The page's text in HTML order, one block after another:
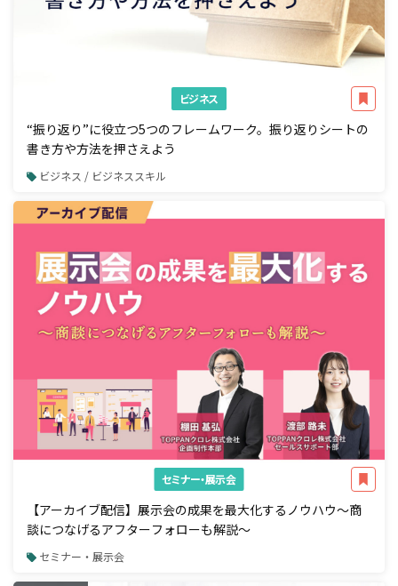
ビジネス
“振り返り”に役立つ5つのフレームワーク。振り返りシートの
書き方や方法を押さえよう
ビジネス / ビジネススキル
セミナー・展示会
【アーカイブ配信】展示会の成果を最大化するノウハウ～商
談につなげるアフターフォローも解説～
セミナー・展示会